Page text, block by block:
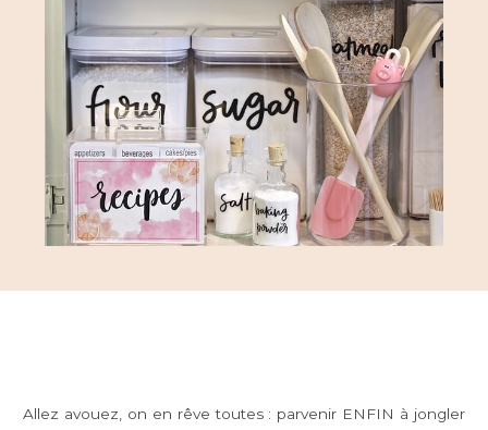
Allez avouez, on en rêve toutes : parvenir ENFIN à jongler